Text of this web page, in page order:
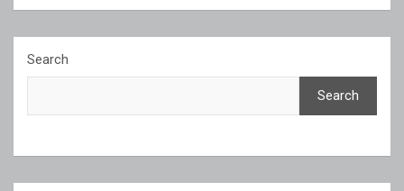
Search
Search